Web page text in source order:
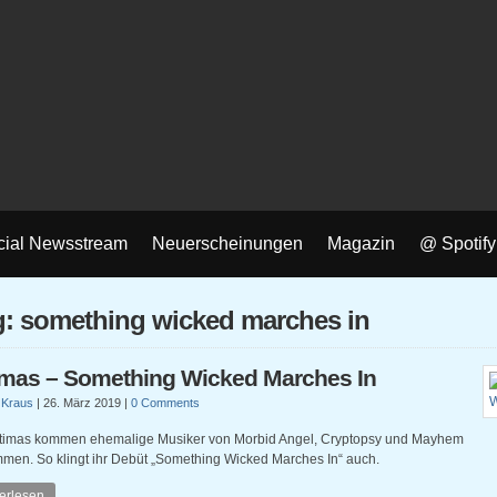
Newsstream Neuerscheinungen Magazin @ Spotify
something wicked marches in
– Something Wicked Marches In
| 26. März 2019 | 0 Comments
kommen ehemalige Musiker von Morbid Angel, Cryptopsy und Mayhem
So klingt ihr Debüt „Something Wicked Marches In“ auch.